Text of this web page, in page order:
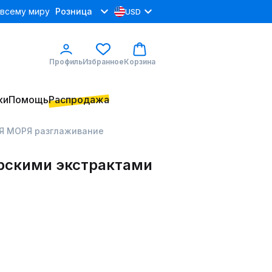
миру Розница USD
ПрофильИзбранноеКорзина
ПомощьРаспродажа
МОРЯ разглаживание
экстрактами